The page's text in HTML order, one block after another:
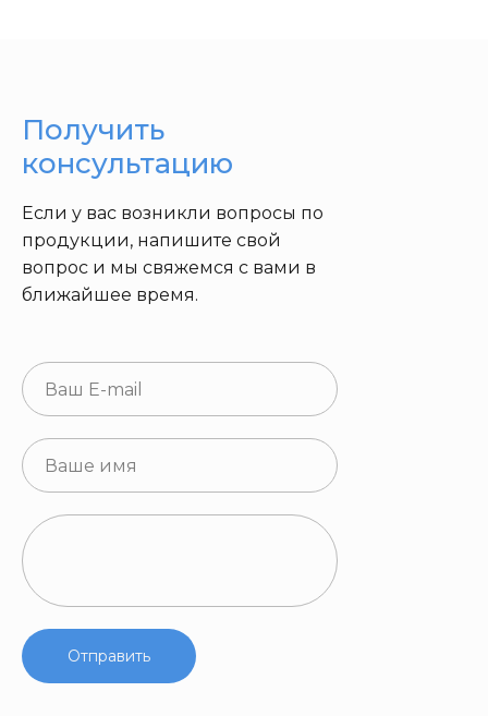
Отправить
Если у вас возникли вопросы по
продукции, напишите свой
вопрос и мы свяжемся с вами в
ближайшее время.
Получить
консультацию